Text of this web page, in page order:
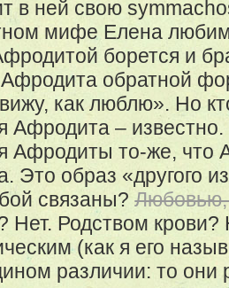
в ней свою
мифе Елена
борется и
Афродита обратной
как люблю». Но
Афродита –
Афродиты то-же, что
Это образ «другого
связаны?Любовью,
Нет. Родством крови?
(как я его
различии: то они